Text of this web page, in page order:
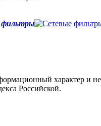
фильтры
характер и
Российской.